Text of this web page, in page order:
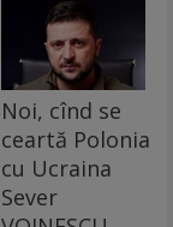
Noi, cînd se
ceartă Polonia
cu Ucraina
Sever